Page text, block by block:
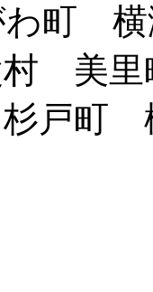
わ町
村 美
戸町